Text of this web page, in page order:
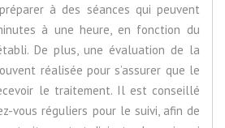
à des séances qui peuvent
à une heure, en fonction du
De plus, une évaluation de la
réalisée pour s’assurer que le
le traitement. Il est conseillé
vous réguliers pour le suivi, afin de